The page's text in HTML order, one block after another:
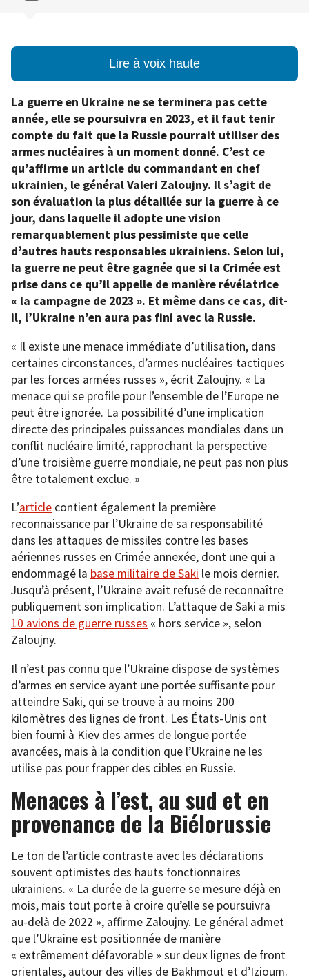
Lire à voix haute
La guerre en Ukraine ne se terminera pas cette
année, elle se poursuivra en 2023, et il faut tenir
compte du fait que la Russie pourrait utiliser des
armes nucléaires à un moment donné. C’est ce
qu’affirme un article du commandant en chef
ukrainien, le général Valeri Zaloujny. Il s’agit de
son évaluation la plus détaillée sur la guerre à ce
jour, dans laquelle il adopte une vision
remarquablement plus pessimiste que celle
d’autres hauts responsables ukrainiens. Selon lui,
la guerre ne peut être gagnée que si la Crimée est
prise dans ce qu’il appelle de manière révélatrice
« la campagne de 2023 ». Et même dans ce cas, dit-
il, l’Ukraine n’en aura pas fini avec la Russie.
« Il existe une menace immédiate d’utilisation, dans
certaines circonstances, d’armes nucléaires tactiques
par les forces armées russes », écrit Zaloujny. « La
menace qui se profile pour l’ensemble de l’Europe ne
peut être ignorée. La possibilité d’une implication
directe des principales puissances mondiales dans un
conflit nucléaire limité, rapprochant la perspective
d’une troisième guerre mondiale, ne peut pas non plus
être totalement exclue. »
L’article contient également la première
reconnaissance par l’Ukraine de sa responsabilité
dans les attaques de missiles contre les bases
aériennes russes en Crimée annexée, dont une qui a
endommagé la base militaire de Saki le mois dernier.
Jusqu’à présent, l’Ukraine avait refusé de reconnaître
publiquement son implication. L’attaque de Saki a mis
10 avions de guerre russes « hors service », selon
Zaloujny.
Il n’est pas connu que l’Ukraine dispose de systèmes
d’armes en service ayant une portée suffisante pour
atteindre Saki, qui se trouve à au moins 200
kilomètres des lignes de front. Les États-Unis ont
bien fourni à Kiev des armes de longue portée
avancées, mais à la condition que l’Ukraine ne les
utilise pas pour frapper des cibles en Russie.
Menaces à l’est, au sud et en
provenance de la Biélorussie
Le ton de l’article contraste avec les déclarations
souvent optimistes des hauts fonctionnaires
ukrainiens. « La durée de la guerre se mesure déjà en
mois, mais tout porte à croire qu’elle se poursuivra
au-delà de 2022 », affirme Zaloujny. Le général admet
que l’Ukraine est positionnée de manière
« extrêmement défavorable » sur deux lignes de front
orientales, autour des villes de Bakhmout et d’Izioum.